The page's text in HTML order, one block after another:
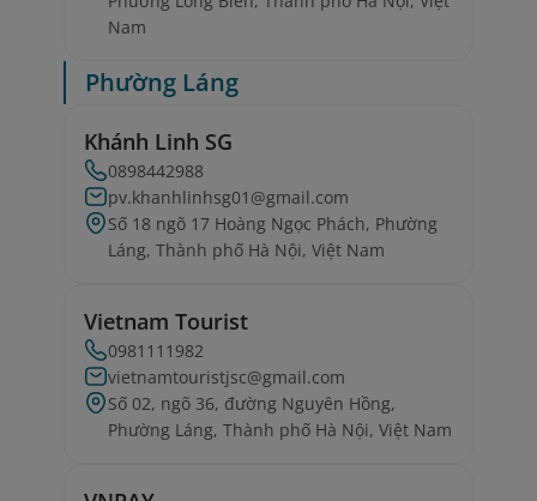
Nam
Phường Láng
Khánh Linh SG
0898442988
pv.khanhlinhsg01@gmail.com
Số 18 ngõ 17 Hoàng Ngọc Phách, Phường
Láng, Thành phố Hà Nội, Việt Nam
Vietnam Tourist
0981111982
vietnamtouristjsc@gmail.com
Số 02, ngõ 36, đường Nguyên Hồng,
Phường Láng, Thành phố Hà Nội, Việt Nam